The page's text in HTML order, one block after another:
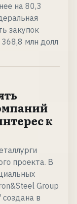
на 80,3
закупок
млн долл
к
проекта. В
Group
в